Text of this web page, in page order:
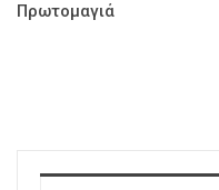
Πρωτομαγιά